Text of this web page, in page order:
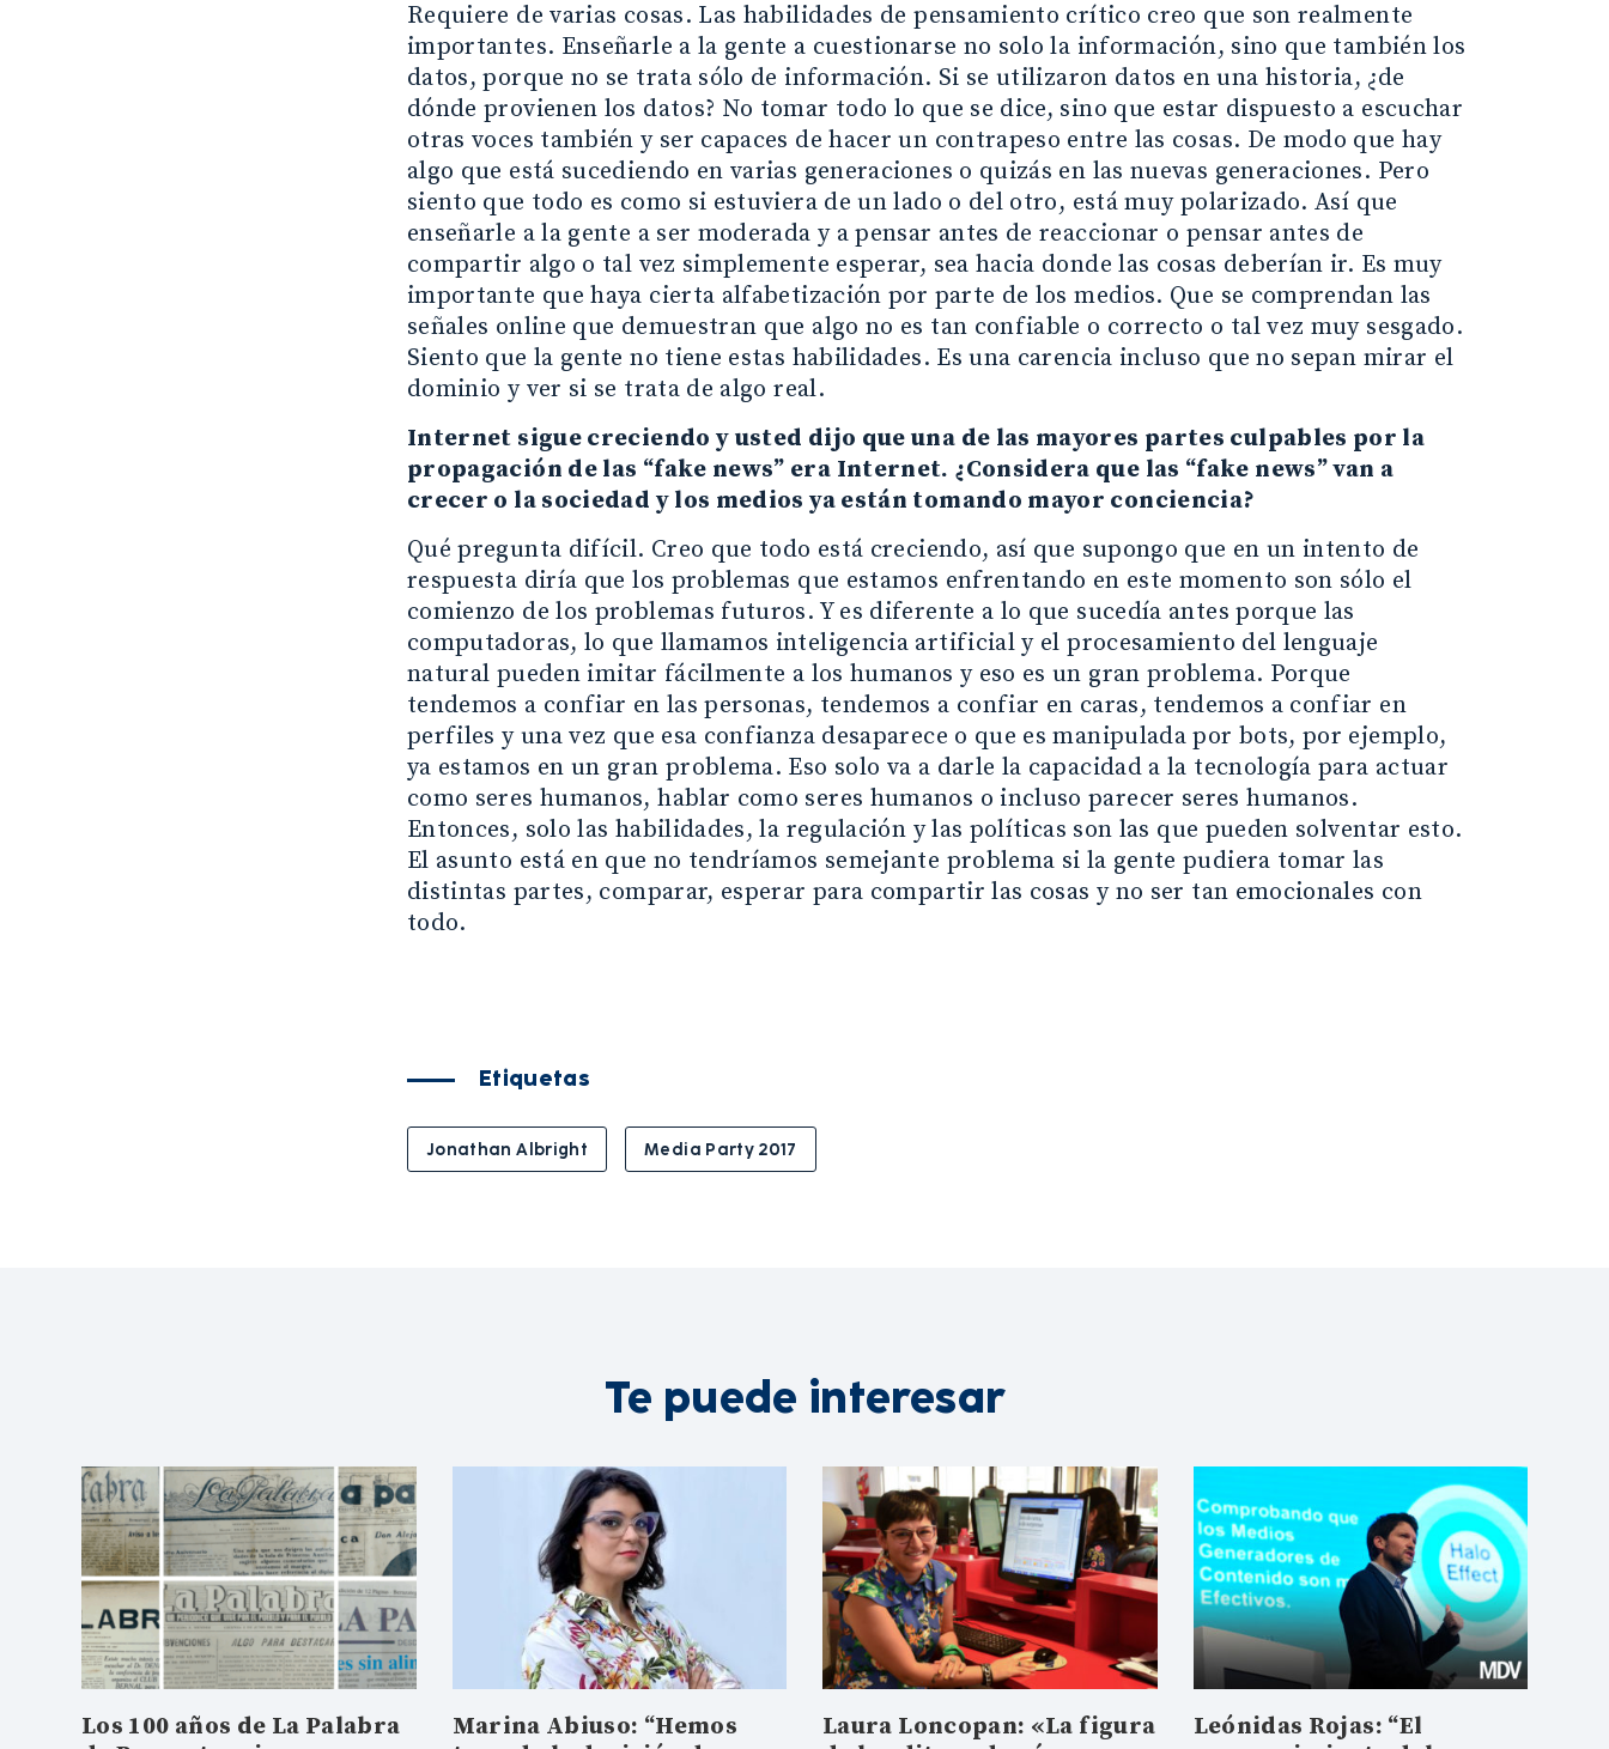
Requiere de varias cosas. Las habilidades de pensamiento crítico creo que son realmente
importantes. Enseñarle a la gente a cuestionarse no solo la información, sino que también los
datos, porque no se trata sólo de información. Si se utilizaron datos en una historia, ¿de
dónde provienen los datos? No tomar todo lo que se dice, sino que estar dispuesto a escuchar
otras voces también y ser capaces de hacer un contrapeso entre las cosas. De modo que hay
algo que está sucediendo en varias generaciones o quizás en las nuevas generaciones. Pero
siento que todo es como si estuviera de un lado o del otro, está muy polarizado. Así que
enseñarle a la gente a ser moderada y a pensar antes de reaccionar o pensar antes de
compartir algo o tal vez simplemente esperar, sea hacia donde las cosas deberían ir. Es muy
importante que haya cierta alfabetización por parte de los medios. Que se comprendan las
señales online que demuestran que algo no es tan confiable o correcto o tal vez muy sesgado.
Siento que la gente no tiene estas habilidades. Es una carencia incluso que no sepan mirar el
dominio y ver si se trata de algo real.
Internet sigue creciendo y usted dijo que una de las mayores partes culpables por la
propagación de las “fake news” era Internet. ¿Considera que las “fake news” van a
crecer o la sociedad y los medios ya están tomando mayor conciencia?
Qué pregunta difícil. Creo que todo está creciendo, así que supongo que en un intento de
respuesta diría que los problemas que estamos enfrentando en este momento son sólo el
comienzo de los problemas futuros. Y es diferente a lo que sucedía antes porque las
computadoras, lo que llamamos inteligencia artificial y el procesamiento del lenguaje
natural pueden imitar fácilmente a los humanos y eso es un gran problema. Porque
tendemos a confiar en las personas, tendemos a confiar en caras, tendemos a confiar en
perfiles y una vez que esa confianza desaparece o que es manipulada por bots, por ejemplo,
ya estamos en un gran problema. Eso solo va a darle la capacidad a la tecnología para actuar
como seres humanos, hablar como seres humanos o incluso parecer seres humanos.
Entonces, solo las habilidades, la regulación y las políticas son las que pueden solventar esto.
El asunto está en que no tendríamos semejante problema si la gente pudiera tomar las
distintas partes, comparar, esperar para compartir las cosas y no ser tan emocionales con
todo.
Etiquetas
Jonathan Albright Media Party 2017
Te puede interesar
Los 100 años de La Palabra
Marina Abiuso: “Hemos
Laura Loncopan: «La figura
Leónidas Rojas: “El